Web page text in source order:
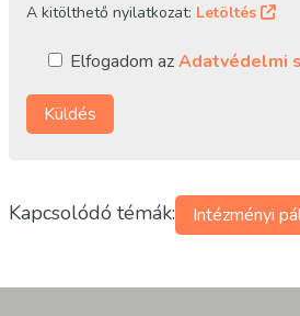
A kitölthető nyilatkozat: Letöltés
Elfogadom azAdatvédelmi
Kapcsolódó témák: Intézményi